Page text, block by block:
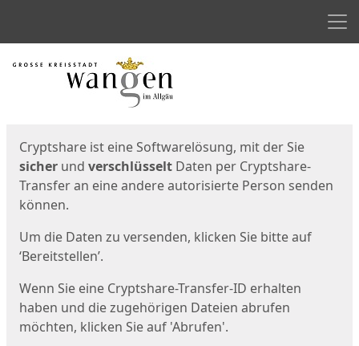
Start
Cryptshare ist eine Softwarelösung, mit der Sie
sicher und verschlüsselt Daten per Cryptshare-
Transfer an eine andere autorisierte Person senden
können.
Um die Daten zu versenden, klicken Sie bitte auf
‘Bereitstellen’.
Wenn Sie eine Cryptshare-Transfer-ID erhalten
haben und die zugehörigen Dateien abrufen
möchten, klicken Sie auf 'Abrufen'.